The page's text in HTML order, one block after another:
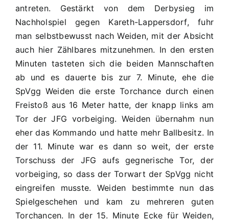
antreten. Gestärkt von dem Derbysieg im
Nachholspiel gegen Kareth-Lappersdorf, fuhr
man selbstbewusst nach Weiden, mit der Absicht
auch hier Zählbares mitzunehmen. In den ersten
Minuten tasteten sich die beiden Mannschaften
ab und es dauerte bis zur 7. Minute, ehe die
SpVgg Weiden die erste Torchance durch einen
Freistoß aus 16 Meter hatte, der knapp links am
Tor der JFG vorbeiging. Weiden übernahm nun
eher das Kommando und hatte mehr Ballbesitz. In
der 11. Minute war es dann so weit, der erste
Torschuss der JFG aufs gegnerische Tor, der
vorbeiging, so dass der Torwart der SpVgg nicht
eingreifen musste. Weiden bestimmte nun das
Spielgeschehen und kam zu mehreren guten
Torchancen. In der 15. Minute Ecke für Weiden,